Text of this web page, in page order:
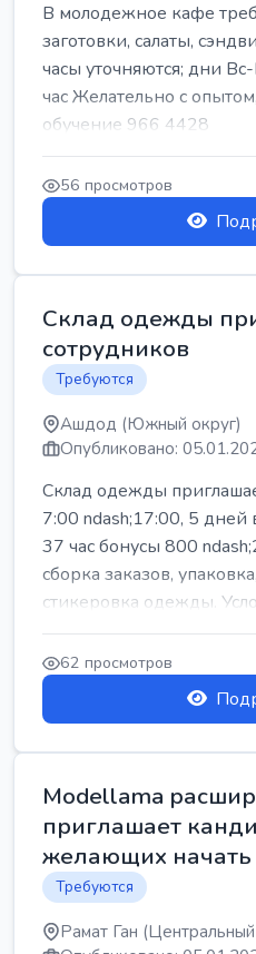
В молодежное кафе
заготовки, салаты,
часы уточняются; дни
час Желательно с
обучение 966 4428
56 просмотров
Склад одежды
сотрудников
Требуются
Ашдод (Южный округ)
Опубликовано:
Склад одежды
7:00 ndash;17:00, 5 дней
37 час бонусы 800
сборка заказов,
стикеровка одежды.
62 просмотров
Modellama
приглашает
желающих начать
Требуются
Рамат Ган (Центральный